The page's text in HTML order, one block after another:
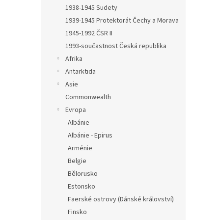
1938-1945 Sudety
1939-1945 Protektorát Čechy a Morava
1945-1992 ČSR II
1993-součastnost Česká republika
Afrika
Antarktida
Asie
Commonwealth
Evropa
Albánie
Albánie - Epirus
Arménie
Belgie
Bělorusko
Estonsko
Faerské ostrovy (Dánské království)
Finsko